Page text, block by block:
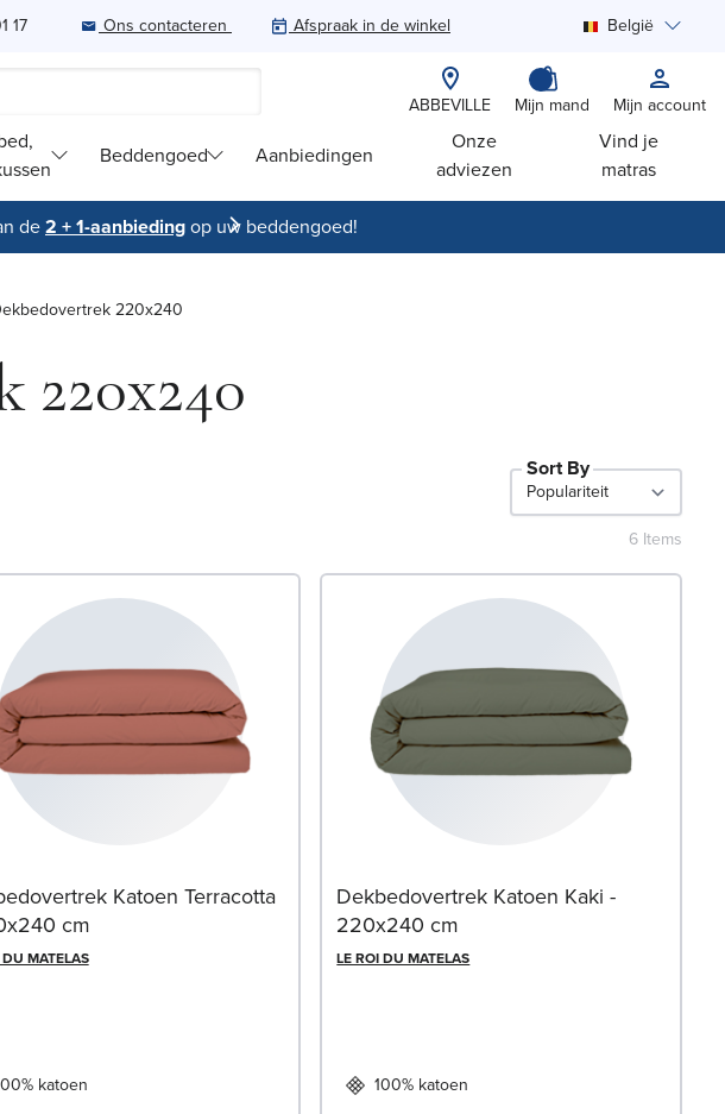
17 Ons contacteren Afspraak in de winkel België
ABBEVILLE Mijn mand Mijn account
Beddengoed Aanbiedingen
Onze
adviezen
Vind je
matras
de2 + 1-aanbiedingop uw beddengoed!
220x240
220x240
Sort By
6 Items
Katoen Terracotta
cm
MATELAS
katoen
Dekbedovertrek Katoen Kaki -
220x240 cm
LE ROI DU MATELAS
100% katoen